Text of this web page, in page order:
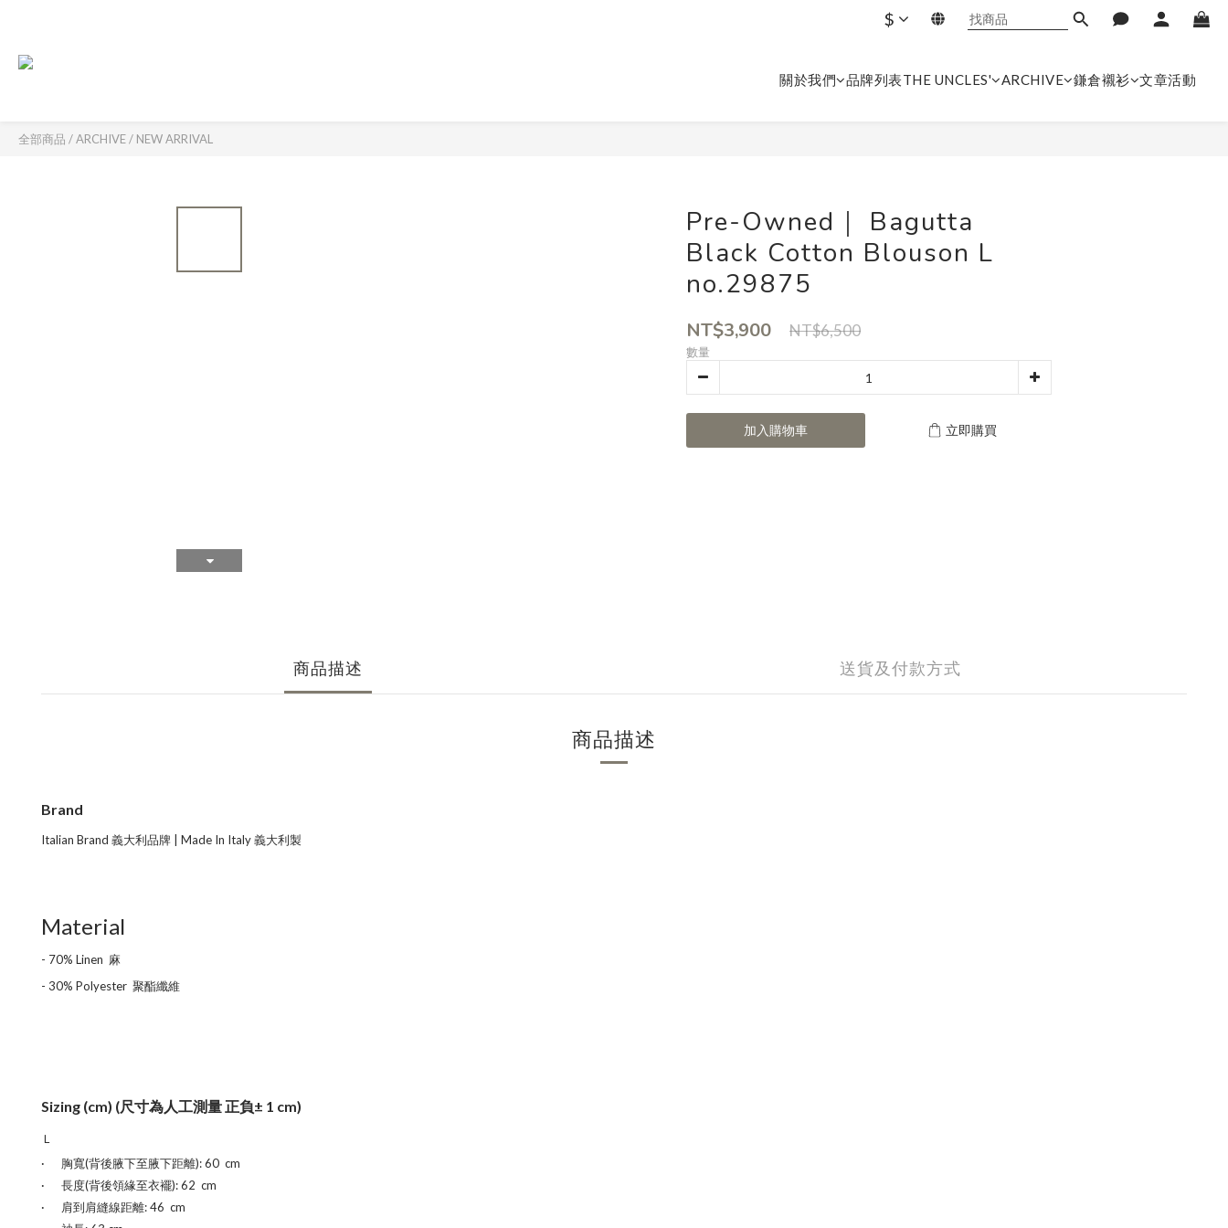
$
關於我們 品牌列表THE UNCLES' ARCHIVE 鎌倉襯衫 文章活動
全部商品 /ARCHIVE/ NEW ARRIVAL
Pre-Owned｜ Bagutta
Black Cotton Blouson L
no.29875
NT$3,900 NT$6,500
數量
加入購物車 立即購買
商品描述 送貨及付款方式
商品描述
Brand
Italian Brand 義大利品牌 | Made In Italy義大利製
Material
- 70% Linen 麻
- 30% Polyester 聚酯纖維
Sizing (cm) (尺寸為人工測量 正負± 1 cm)
Ｌ
·
胸寬(背後腋下至腋下距離): 60 cm
·
長度(背後領緣至衣襬): 62 cm
·
肩到肩縫線距離:46 cm